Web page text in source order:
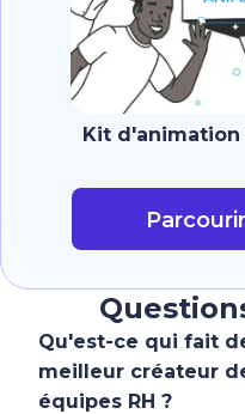
Kit
Qu'est-ce qui fait
meilleur créateur
équipes RH ?